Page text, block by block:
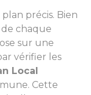
précis. Bien
de chaque
sur une
vérifier les
Local
Cette